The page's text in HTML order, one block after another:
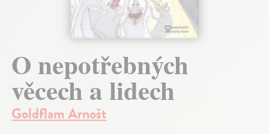
O nepotřebných
věcech a lidech
Goldflam Arnošt